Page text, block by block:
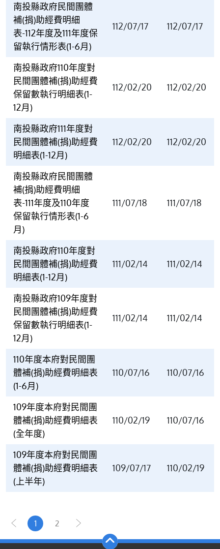
南投縣政府民間團體
補(捐)助經費明細
表-112年度及111年度保
留執行情形表(1-6月)
112/07/17 112/07/17
南投縣政府110年度對
民間團體補(捐)助經費
保留數執行明細表(1-
12月)
112/02/20 112/02/20
南投縣政府111年度對
民間團體補(捐)助經費
明細表(1-12月)
112/02/20 112/02/20
南投縣政府民間團體
補(捐)助經費明細
表-111年度及110年度
保留執行情形表(1-6
月)
111/07/18 111/07/18
南投縣政府110年度對
民間團體補(捐)助經費
明細表(1-12月)
111/02/14 111/02/14
南投縣政府109年度對
民間團體補(捐)助經費
保留數執行明細表(1-
12月)
111/02/14 111/02/14
110年度本府對民間團
體補(捐)助經費明細表
(1-6月)
110/07/16 110/07/16
109年度本府對民間團
體補(捐)助經費明細表
(全年度)
110/02/19 110/07/16
109年度本府對民間團
體補(捐)助經費明細表
(上半年)
109/07/17 110/02/19
1 2